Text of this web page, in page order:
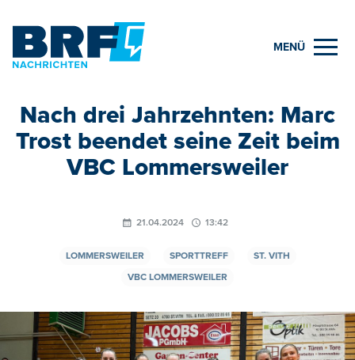
MENÜ
Nach drei Jahrzehnten: Marc
Trost beendet seine Zeit beim
VBC Lommersweiler
21.04.2024 13:42
LOMMERSWEILER SPORTTREFF
ST. VITH
VBC LOMMERSWEILER